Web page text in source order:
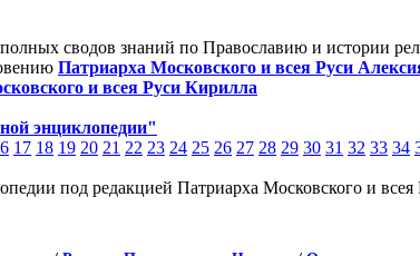
сводов знаний по Православию и истории
Патриарха Московского и всея Руси
и всея Руси Кирилла
энциклопедии"
17 18 19 20 21 22 23 24 25 26 27 28 29 30 31 32 33 34
под редакцией Патриарха Московского и